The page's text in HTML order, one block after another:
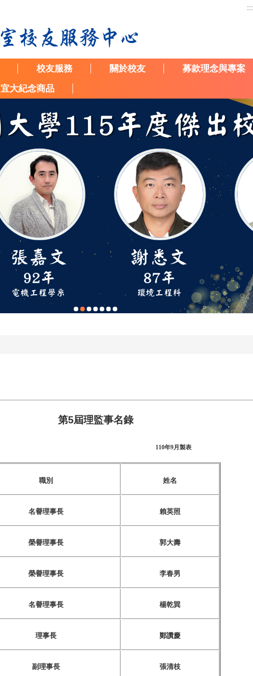
:::
校友服務 關於校友 募款理念與專案
宜大紀念商品
第5屆理監事名錄
110年9月製表
職別 姓名
名譽理事長 賴英照
榮譽理事長 郭大壽
榮譽理事長 李春男
名譽理事長 楊乾巽
理事長 鄭讚慶
副理事長 張清枝